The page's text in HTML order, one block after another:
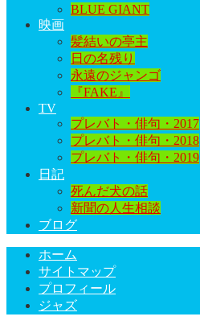
BLUE GIANT
映画
髪結いの亭主
日の名残り
永遠のジャンゴ
『FAKE』
TV
プレバト・俳句・2017
プレバト・俳句・2018
プレバト・俳句・2019
日記
死んだ犬の話
新聞の人生相談
ブログ
ホーム
サイトマップ
プロフィール
ジャズ